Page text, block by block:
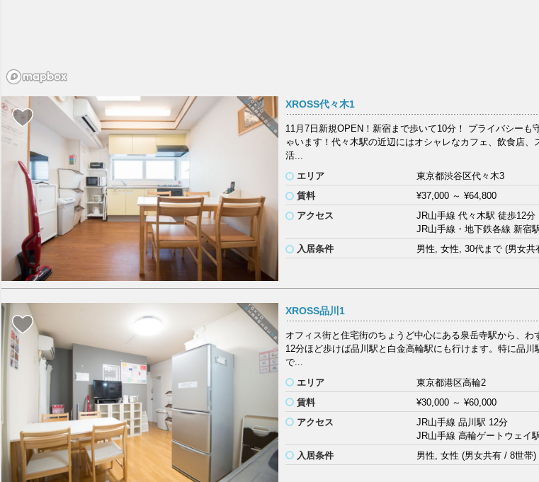
XROSS代々木1
11月7日新規OPEN！新宿まで歩いて10分！ プライバシーも
ゃいます！代々木駅の近辺にはオシャレなカフェ、飲食店
活...
エリア
東京都渋谷区代々木3
賃料
¥37,000 ～¥64,800
アクセス
JR山手線 代々木駅 徒歩12分
JR山手線・地下鉄各線 新宿
入居条件
男性, 女性, 30代まで (男女共
XROSS品川1
オフィス街と住宅街のちょうど中心にある泉岳寺駅から、わ
12分ほど歩けば品川駅と白金高輪駅にも行けます。特に品
で...
エリア
東京都港区高輪2
賃料
¥30,000 ～¥60,000
アクセス
JR山手線 品川駅 12分
JR山手線 高輪ゲートウェイ
入居条件
男性, 女性 (男女共有 / 8世帯)